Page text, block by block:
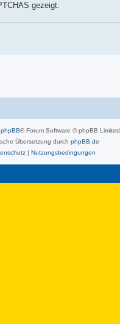
gezeigt.
phpBB® Forum Software © phpBB Limited
Übersetzung durch phpBB.de
| Nutzungsbedingungen